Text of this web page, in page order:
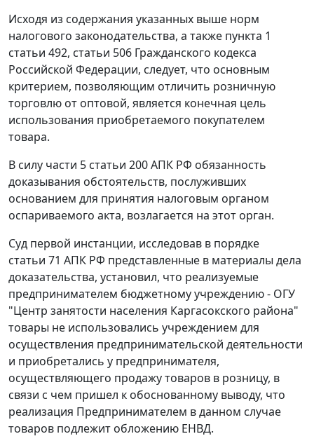
Исходя из содержания указанных выше норм
налогового законодательства, а также пункта 1
статьи 492, статьи 506 Гражданского кодекса
Российской Федерации, следует, что основным
критерием, позволяющим отличить розничную
торговлю от оптовой, является конечная цель
использования приобретаемого покупателем
товара.
В силу части 5 статьи 200АПК РФ обязанность
доказывания обстоятельств, послуживших
основанием для принятия налоговым органом
оспариваемого акта, возлагается на этот орган.
Суд первой инстанции, исследовав в порядке
статьи 71 АПК РФ представленные в материалы дела
доказательства, установил, что реализуемые
предпринимателем бюджетному учреждению - ОГУ
"Центр занятости населения Каргасокского района"
товары не использовались учреждением для
осуществления предпринимательской деятельности
и приобретались у предпринимателя,
осуществляющего продажу товаров в розницу, в
связи с чем пришел к обоснованному выводу, что
реализация Предпринимателем в данном случае
товаров подлежит обложению ЕНВД.